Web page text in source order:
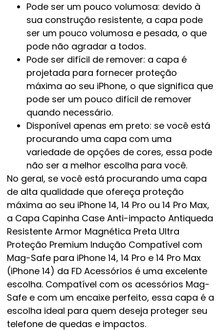
Pode ser um pouco volumosa: devido à
sua construção resistente, a capa pode
ser um pouco volumosa e pesada, o que
pode não agradar a todos.
Pode ser difícil de remover: a capa é
projetada para fornecer proteção
máxima ao seu iPhone, o que significa que
pode ser um pouco difícil de remover
quando necessário.
Disponível apenas em preto: se você está
procurando uma capa com uma
variedade de opções de cores, essa pode
não ser a melhor escolha para você.
No geral, se você está procurando uma capa
de alta qualidade que ofereça proteção
máxima ao seu iPhone 14, 14 Pro ou 14 Pro Max,
a Capa Capinha Case Anti-impacto Antiqueda
Resistente Armor Magnética Preta Ultra
Proteção Premium Indução Compatível com
Mag-Safe para iPhone 14, 14 Pro e 14 Pro Max
(iPhone 14) da FD Acessórios é uma excelente
escolha. Compatível com os acessórios Mag-
Safe e com um encaixe perfeito, essa capa é a
escolha ideal para quem deseja proteger seu
telefone de quedas e impactos.